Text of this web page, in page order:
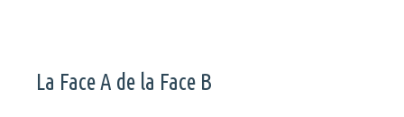
La Face A de la Face B